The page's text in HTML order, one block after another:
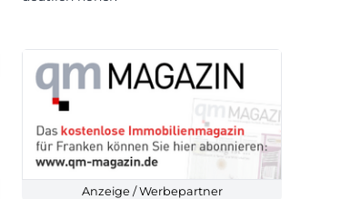
Anzeige / Werbepartner